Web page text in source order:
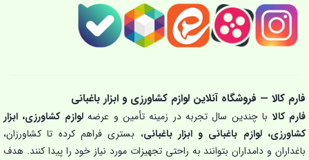
فارم کالا — فروشگاه آنلاین لوازم کشاورزی و ابزار باغبانی
فارم کالا با چندین سال تجربه در زمینه تأمین و عرضهلوازم کشاورزی، ابزار
کشاورزی، لوازم باغبانی و ابزار باغبانی، بستری فراهم کرده تا کشاورزان،
باغداران و دامداران بتوانند به راحتی تجهیزات مورد نیاز خود را پیدا کنند. هدف